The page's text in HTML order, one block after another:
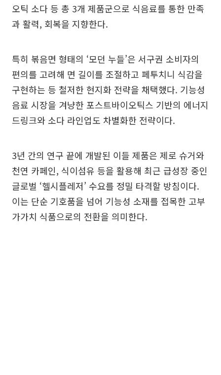
오틱 소다 등 총 3개 제품군으로 식음료를 통한 만족
과 활력, 회복을 지향한다.
특히 볶음면 형태의 ‘모던 누들’은 서구권 소비자의
편의를 고려해 면 길이를 조절하고 페투치니 식감을
구현하는 등 철저한 현지화 전략을 채택했다. 기능성
음료 시장을 겨냥한 포스트바이오틱스 기반의 에너지
드링크와 소다 라인업도 차별화한 전략이다.
3년 간의 연구 끝에 개발된 이들 제품은 제로 슈거와
천연 카페인, 식이섬유 등을 활용해 최근 급성장 중인
글로벌 ‘헬시플레저’ 수요를 정밀 타격할 방침이다.
이는 단순 기호품을 넘어 기능성 소재를 접목한 고부
가가치 식품으로의 전환을 의미한다.